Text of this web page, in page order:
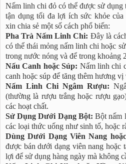
Nấm linh chi đỏ có thể được sử dụng
tận dụng tối đa lợi ích sức khỏe
xin chia sẻ một số cách phổ biến:
Pha Trà Nấm Linh Chi: Đây là
có thể thái mỏng nấm linh chi hoặc
trong nước nóng và để trong khoảng
Nấu Canh hoặc Súp: Nấm linh chi
canh hoặc súp để tăng thêm hương
Nấm Linh Chi Ngâm Rượu:
(thường là rượu trắng hoặc rượu
các hoạt chất.
Sử Dụng Dưới Dạng Bột: Bột nấm
các loại thức uống như sinh tố, hoặc
Dùng Dưới Dạng Viên Nang
được bán dưới dạng viên nang hoặc
lợi để sử dụng hàng ngày mà không